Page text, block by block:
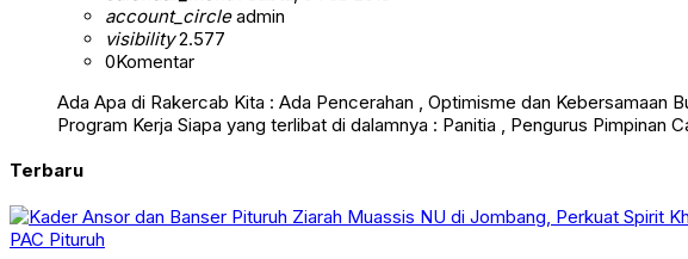
account_circleadmin
visibility2.577
0Komentar
Ada Apa di Rakercab Kita : Ada Pencerahan , Optimisme dan Kebersamaan
Program Kerja Siapa yang terlibat di dalamnya : Panitia , Pengurus
Terbaru
PAC Pituruh